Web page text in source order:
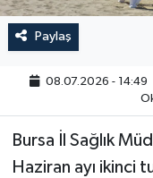
Paylaş
08.07.2026 - 14:49
Bursa İl Sağlık
Haziran ayı ikinci